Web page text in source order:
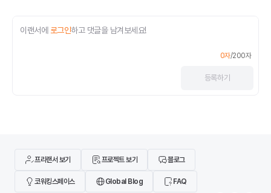
이랜서에 로그인하고 댓글을 남겨보세요!
0자/200자
등록하기
프리랜서 보기 프로젝트 보기 블로그
코워킹스페이스 Global Blog FAQ